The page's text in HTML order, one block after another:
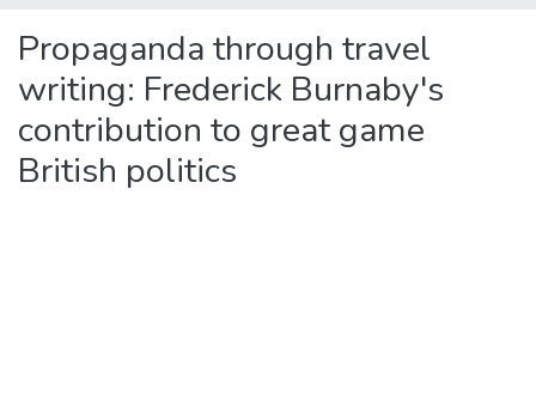
Analyze
Request/Question
Propaganda through travel
writing: Frederick Burnaby's
contribution to great game
British politics